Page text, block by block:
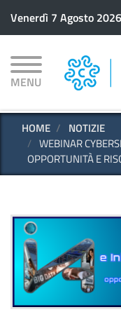
Venerdì 7 Agosto 2026
MENU
HOME
NOTIZIE
WEBINAR
OPPORTUNITÀ E